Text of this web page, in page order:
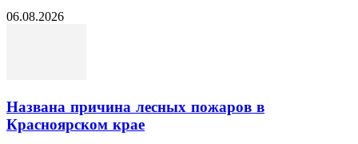
06.08.2026
Названа причина лесных пожаров в
Красноярском крае